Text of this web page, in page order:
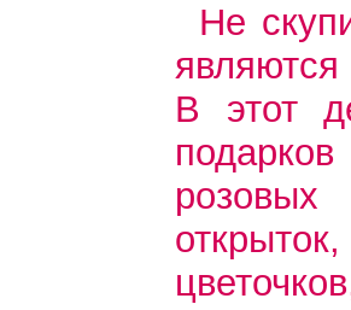
Не
В этот